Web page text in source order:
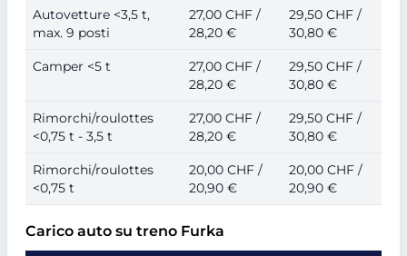
Autovetture <3,5 t,
max. 9 posti
27,00 CHF /
28,20 €
29,50 CHF /
30,80 €
Camper <5 t
27,00 CHF /
28,20 €
29,50 CHF /
30,80 €
Rimorchi/roulottes
<0,75 t - 3,5 t
27,00 CHF /
28,20 €
29,50 CHF /
30,80 €
Rimorchi/roulottes
<0,75 t
20,00 CHF /
20,90 €
20,00 CHF /
20,90 €
Carico auto su treno Furka